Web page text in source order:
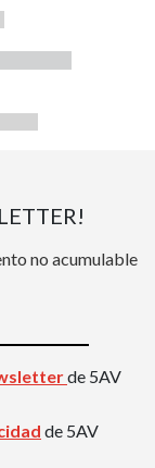
no acumulable
de 5AV
de 5AV